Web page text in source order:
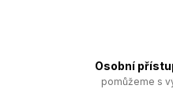
Osobní
pomůžeme s